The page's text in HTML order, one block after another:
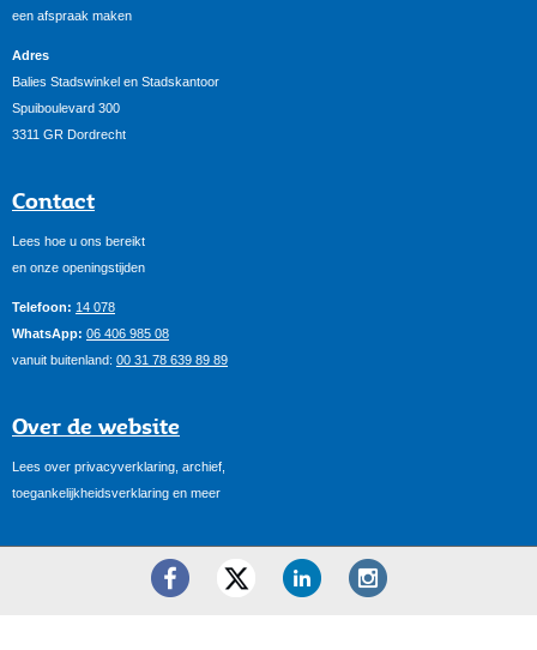
een afspraak maken
Adres
Balies Stadswinkel en Stadskantoor
Spuiboulevard 300
3311 GR Dordrecht
Contact
Lees hoe u ons bereikt
en onze openingstijden
Telefoon: 14 078
WhatsApp: 06 406 985 08
vanuit buitenland: 00 31 78 639 89 89
Over de website
Lees over privacyverklaring, archief,
toegankelijkheidsverklaring en meer